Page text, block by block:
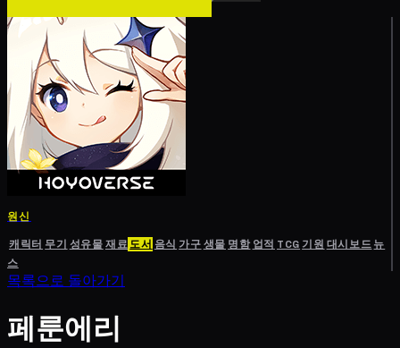
원신
캐릭터 무기 성유물재료도서 음식 가구생물 명함 업적 TCG기원 대시보드뉴
스
목록으로 돌아가기
페룬에리